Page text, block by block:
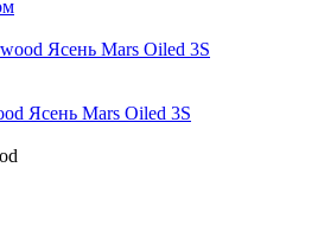
Ясень Mars Oiled 3S